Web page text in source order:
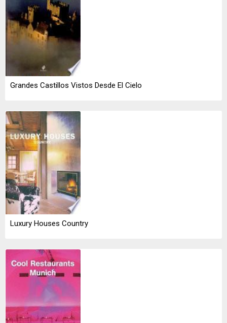
Grandes Castillos Vistos Desde El Cielo
Luxury Houses Country